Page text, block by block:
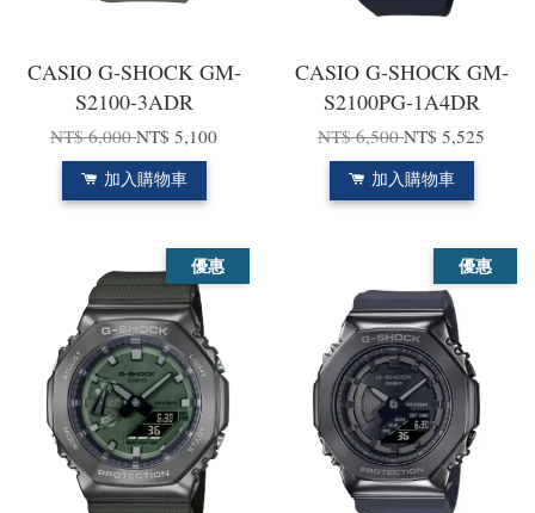
CASIO G-SHOCK GM-
S2100-3ADR
NT$ 6,000NT$ 5,100
加入購物車
CASIO G-SHOCK GM-
S2100PG-1A4DR
NT$ 6,500NT$ 5,525
加入購物車
優惠 優惠